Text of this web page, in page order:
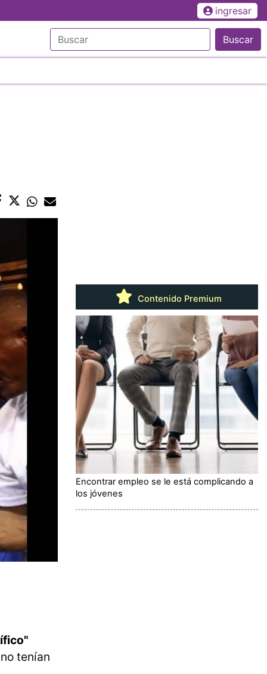
ingresar
Buscar
tenían
Contenido Premium
Encontrar empleo se le está complicando a
los jóvenes